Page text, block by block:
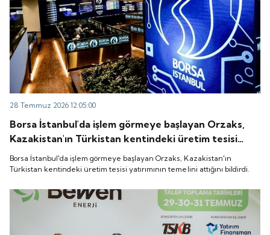
28 Temmuz 2026 12:05:00
Borsa İstanbul'da işlem görmeye başlayan Orzaks,
Kazakistan'ın Türkistan kentindeki üretim tesisi
yatırımının temelini attığını bildirdi.
Borsa İstanbul'da işlem görmeye başlayan Orzaks, Kazakistan'ın
Türkistan kentindeki üretim tesisi yatırımının temelini attığını bildirdi.